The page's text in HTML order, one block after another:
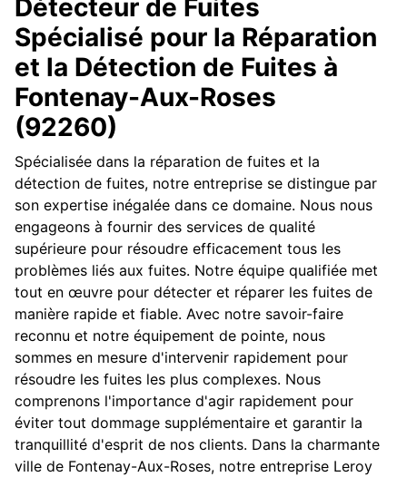
Détecteur de Fuites
Spécialisé pour la Réparation
et la Détection de Fuites à
Fontenay-Aux-Roses
(92260)
Spécialisée dans la réparation de fuites et la
détection de fuites, notre entreprise se distingue par
son expertise inégalée dans ce domaine. Nous nous
engageons à fournir des services de qualité
supérieure pour résoudre efficacement tous les
problèmes liés aux fuites. Notre équipe qualifiée met
tout en œuvre pour détecter et réparer les fuites de
manière rapide et fiable. Avec notre savoir-faire
reconnu et notre équipement de pointe, nous
sommes en mesure d'intervenir rapidement pour
résoudre les fuites les plus complexes. Nous
comprenons l'importance d'agir rapidement pour
éviter tout dommage supplémentaire et garantir la
tranquillité d'esprit de nos clients. Dans la charmante
ville de Fontenay-Aux-Roses, notre entreprise Leroy